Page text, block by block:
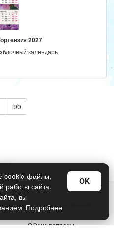
2027
календарь
90
персональных данных
Общие вопросы:
cookie-файлы,
работы сайта.
вы
Подробнее
OK